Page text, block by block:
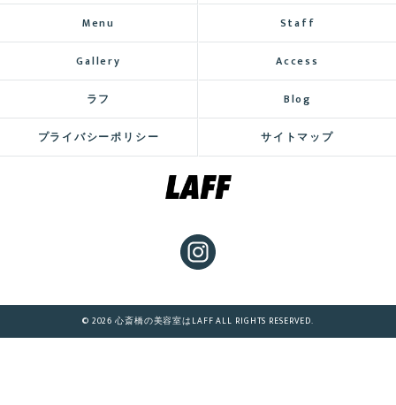
Menu Staff
Gallery Access
ラフ Blog
プライバシーポリシー サイトマップ
© 2026 心斎橋の美容室はLAFF ALL RIGHTS RESERVED.